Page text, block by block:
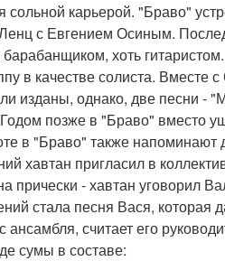
карьерой. "Браво"
с Евгением Осиным.
хоть
в качестве солиста. Вместе
изданы, однако, две песни -
позже в "Браво" вместо
в "Браво" также напоминают
хавтан пригласил в
прически - хавтан уговорил
стала песня Вася, которая
считает его
сумы в составе: